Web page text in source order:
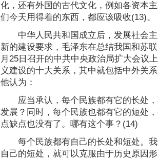
化，还有外国的古代文化，例如各资本
们今天用得着的东西，都应该吸收(13)。
中华人民共和国成立后，发展社会主
新的建设要求，毛泽东在总结我国和苏
月25日召开的中共中央政治局扩大会议
义建设的十大关系，其中就包括中外关
他认为：
应当承认，每个民族都有它的长处，
发展？同时，每个民族也都有它的短处
点缺点也没有了。哪有这个事？(14)
每个民族都有自己的长处和短处。我
自己的短处，就可以克服由于历史原因